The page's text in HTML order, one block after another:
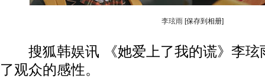
李玹雨 [保存到相册]
搜狐韩娱讯 《她爱上了我的谎》李玹
了观众的感性。